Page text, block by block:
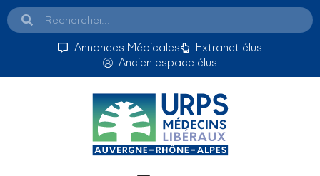
Annonces Médicales
Extranet élus
Ancien espace élus